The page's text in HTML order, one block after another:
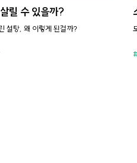
릴 수 있을까?
설탕, 왜 이렇게 된걸까?